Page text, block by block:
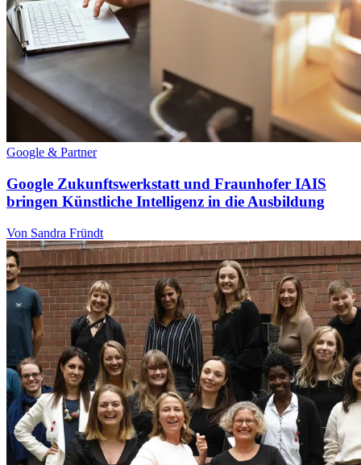
Google & Partner
Google Zukunftswerkstatt und Fraunhofer IAIS
bringen Künstliche Intelligenz in die Ausbildung
Von Sandra Fründt